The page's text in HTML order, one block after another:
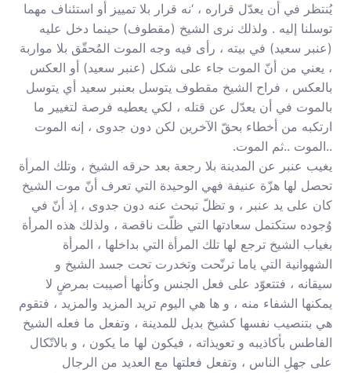
يُنتظر في أن يعدّل قراره ، ‘نه قرار بلا تمييز أو استئناف مهما
توسلنا إليه . ولذلك نرى الشيخ (مقطوف) حينما دخل عليه
(عنبر سعيد) في بيته ، رأى فيه وجه الموت المُحقّق بلا مواربة
، يعني من أنّ الموت جاء على شكل (عنبر سعيد) أو العكس
بالعكس ، فراح الشيخ مقطوف يتوسل بعنبر سعيد أي يتوسل
بالموت في أن يعدّل عن قتله ، لكي يعطيه فرصة لتغيير ما
ارتكبه من أخطاء بحقّ الآخرين لكن دون جدوى ، إنه الموت
..الموت ..ثم الموت.
يغيب عنبر عن المدينة بلا رجعة بعد حرقه الشيخ ، وتلك المرأة
تحصل لها هزّة عنيفة فهي الوحيدة التي تعرف أنّ موت الشيخ
كان على يد عنبر ، و تظلّ تبحث عنه دون جدوى ، إذ أنّ في
وُجوده ستكتمل سعادتها التي ظلّت ناقصة ، ولذلك هذه المرأة
بغياب الشيخ ترجع لها تلك المرأة التي بداخلها ، المرأة
الشهوانية التي ياما ترنّحت وتخدرت تحت جسد الشيخ و
سيقانه ، فتتعوّد على فعل الجنس وكأنها أصيبت بمرضٍ لا
يمكنها الشفاء منه ، و ها هي اليوم تريد المزيد والمزيد ، فتقوم
هي بتنصيب نفسها كشيخ بديل للمدينة ، وتفعل ما فعله الشيخ
الفاطس بأكاذيبه و تعويذاته ، فيكون لها ما يكون ، و بالاتّكال
على جهلِ الناس ، وتفعل فعلتها مع العديد من الرجال